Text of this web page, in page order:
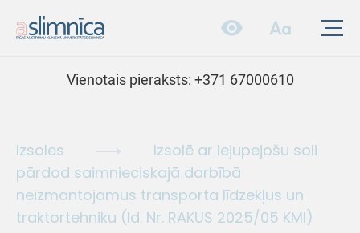
Vienotais pieraksts: +371 67000610
Izsoles
Izsolē ar lejupejošu soli
pārdod saimnieciskajā darbībā
neizmantojamus transporta līdzekļus un
traktortehniku (Id. Nr. RAKUS 2025/05 KMI)